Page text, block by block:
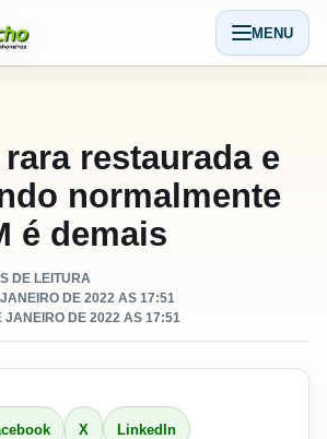
Abrir
MENU
restaurada e
normalmente
é demais
DE LEITURA
DE 2022 AS 17:51
JANEIRO DE 2022 AS 17:51
X LinkedIn